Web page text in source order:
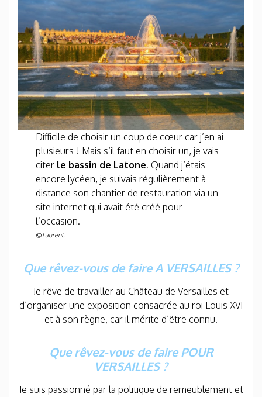
Difficile de choisir un coup de cœur car j’en ai
plusieurs ! Mais s’il faut en choisir un, je vais
citer le bassin de Latone. Quand j’étais
encore lycéen, je suivais régulièrement à
distance son chantier de restauration via un
site internet qui avait été créé pour
l’occasion.
©Laurent. T
Que rêvez-vous de faire A VERSAILLES ?
Je rêve de travailler au Château de Versailles et
d’organiser une exposition consacrée au roi Louis XVI
et à son règne, car il mérite d’être connu.
Que rêvez-vous de faire POUR
VERSAILLES ?
Je suis passionné par la politique de remeublement et